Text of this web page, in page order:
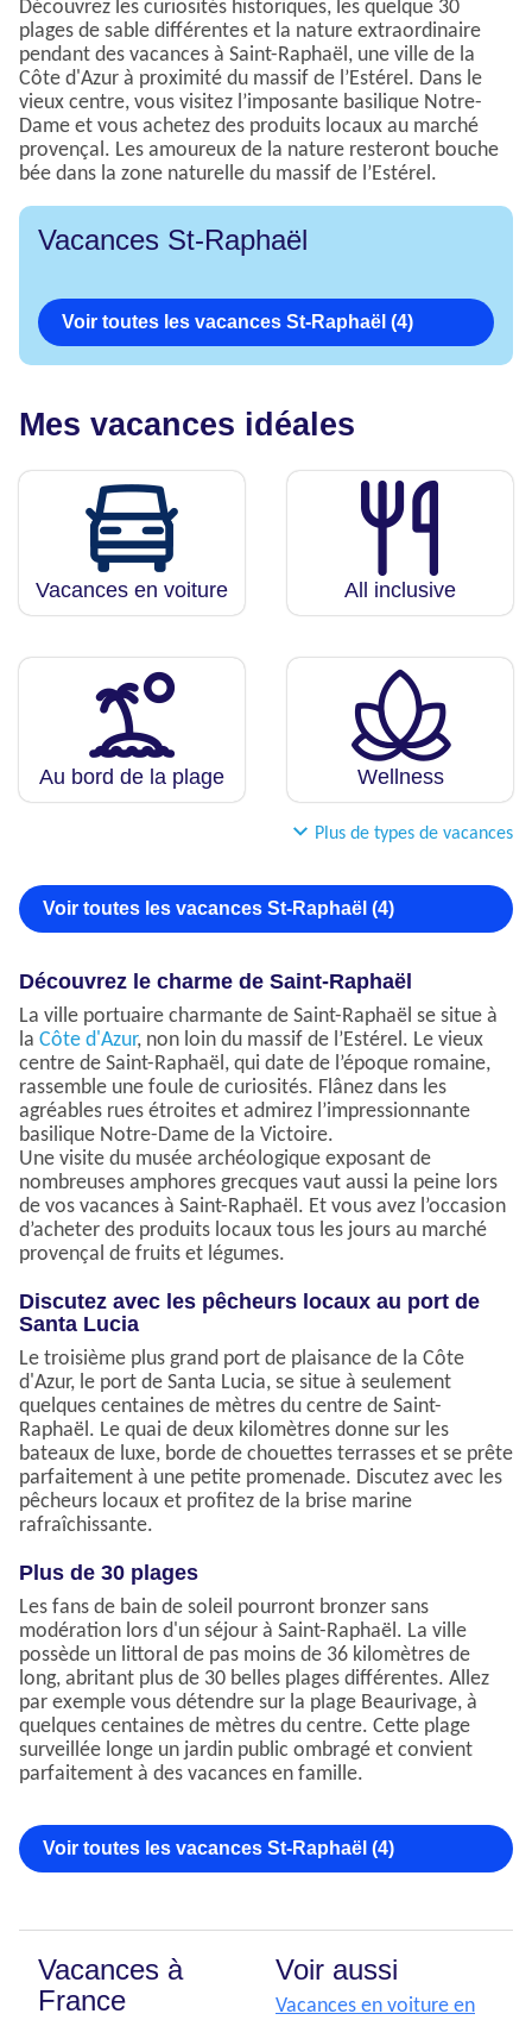
Découvrez les curiosités historiques, les quelque 30
plages de sable différentes et la nature extraordinaire
pendant des vacances à Saint-Raphaël, une ville de la
Côte d'Azur à proximité du massif de l’Estérel. Dans le
vieux centre, vous visitez l’imposante basilique Notre-
Dame et vous achetez des produits locaux au marché
provençal. Les amoureux de la nature resteront bouche
bée dans la zone naturelle du massif de l’Estérel.
Vacances St-Raphaël
Voir toutes les vacances St-Raphaël (4)
Mes vacances idéales
Vacances en voiture All inclusive
Au bord de la plage Wellness
Plus de types de vacances
Voir toutes les vacances St-Raphaël (4)
Découvrez le charme de Saint-Raphaël
La ville portuaire charmante de Saint-Raphaël se situe à
la Côte d'Azur, non loin du massif de l’Estérel. Le vieux
centre de Saint-Raphaël, qui date de l’époque romaine,
rassemble une foule de curiosités. Flânez dans les
agréables rues étroites et admirez l’impressionnante
basilique Notre-Dame de la Victoire.
Une visite du musée archéologique exposant de
nombreuses amphores grecques vaut aussi la peine lors
de vos vacances à Saint-Raphaël. Et vous avez l’occasion
d’acheter des produits locaux tous les jours au marché
provençal de fruits et légumes.
Discutez avec les pêcheurs locaux au port de
Santa Lucia
Le troisième plus grand port de plaisance de la Côte
d'Azur, le port de Santa Lucia, se situe à seulement
quelques centaines de mètres du centre de Saint-
Raphaël. Le quai de deux kilomètres donne sur les
bateaux de luxe, borde de chouettes terrasses et se prête
parfaitement à une petite promenade. Discutez avec les
pêcheurs locaux et profitez de la brise marine
rafraîchissante.
Plus de 30 plages
Les fans de bain de soleil pourront bronzer sans
modération lors d'un séjour à Saint-Raphaël. La ville
possède un littoral de pas moins de 36 kilomètres de
long, abritant plus de 30 belles plages différentes. Allez
par exemple vous détendre sur la plage Beaurivage, à
quelques centaines de mètres du centre. Cette plage
surveillée longe un jardin public ombragé et convient
parfaitement à des vacances en famille.
Voir toutes les vacances St-Raphaël (4)
Vacances à
France
Voir aussi
Vacances en voiture en